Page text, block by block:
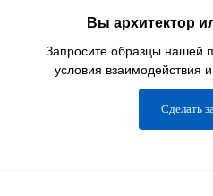
Вы архитектор
Запросите образцы нашей
условия взаимодействия
Сделать